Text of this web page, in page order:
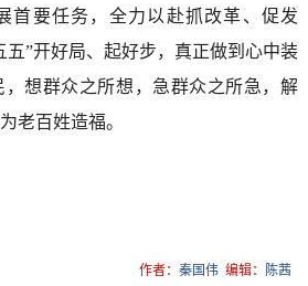
首要任务，全力以赴抓改革、促发
五”开好局、起好步，真正做到心中装
想群众之所想，急群众之所急，解
老百姓造福。
作者：秦国伟编辑： 陈茜